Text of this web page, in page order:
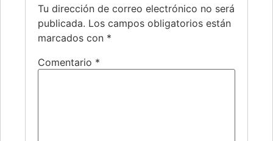
Tu dirección de correo electrónico no será
publicada. Los campos obligatorios están
marcados con *
Comentario *